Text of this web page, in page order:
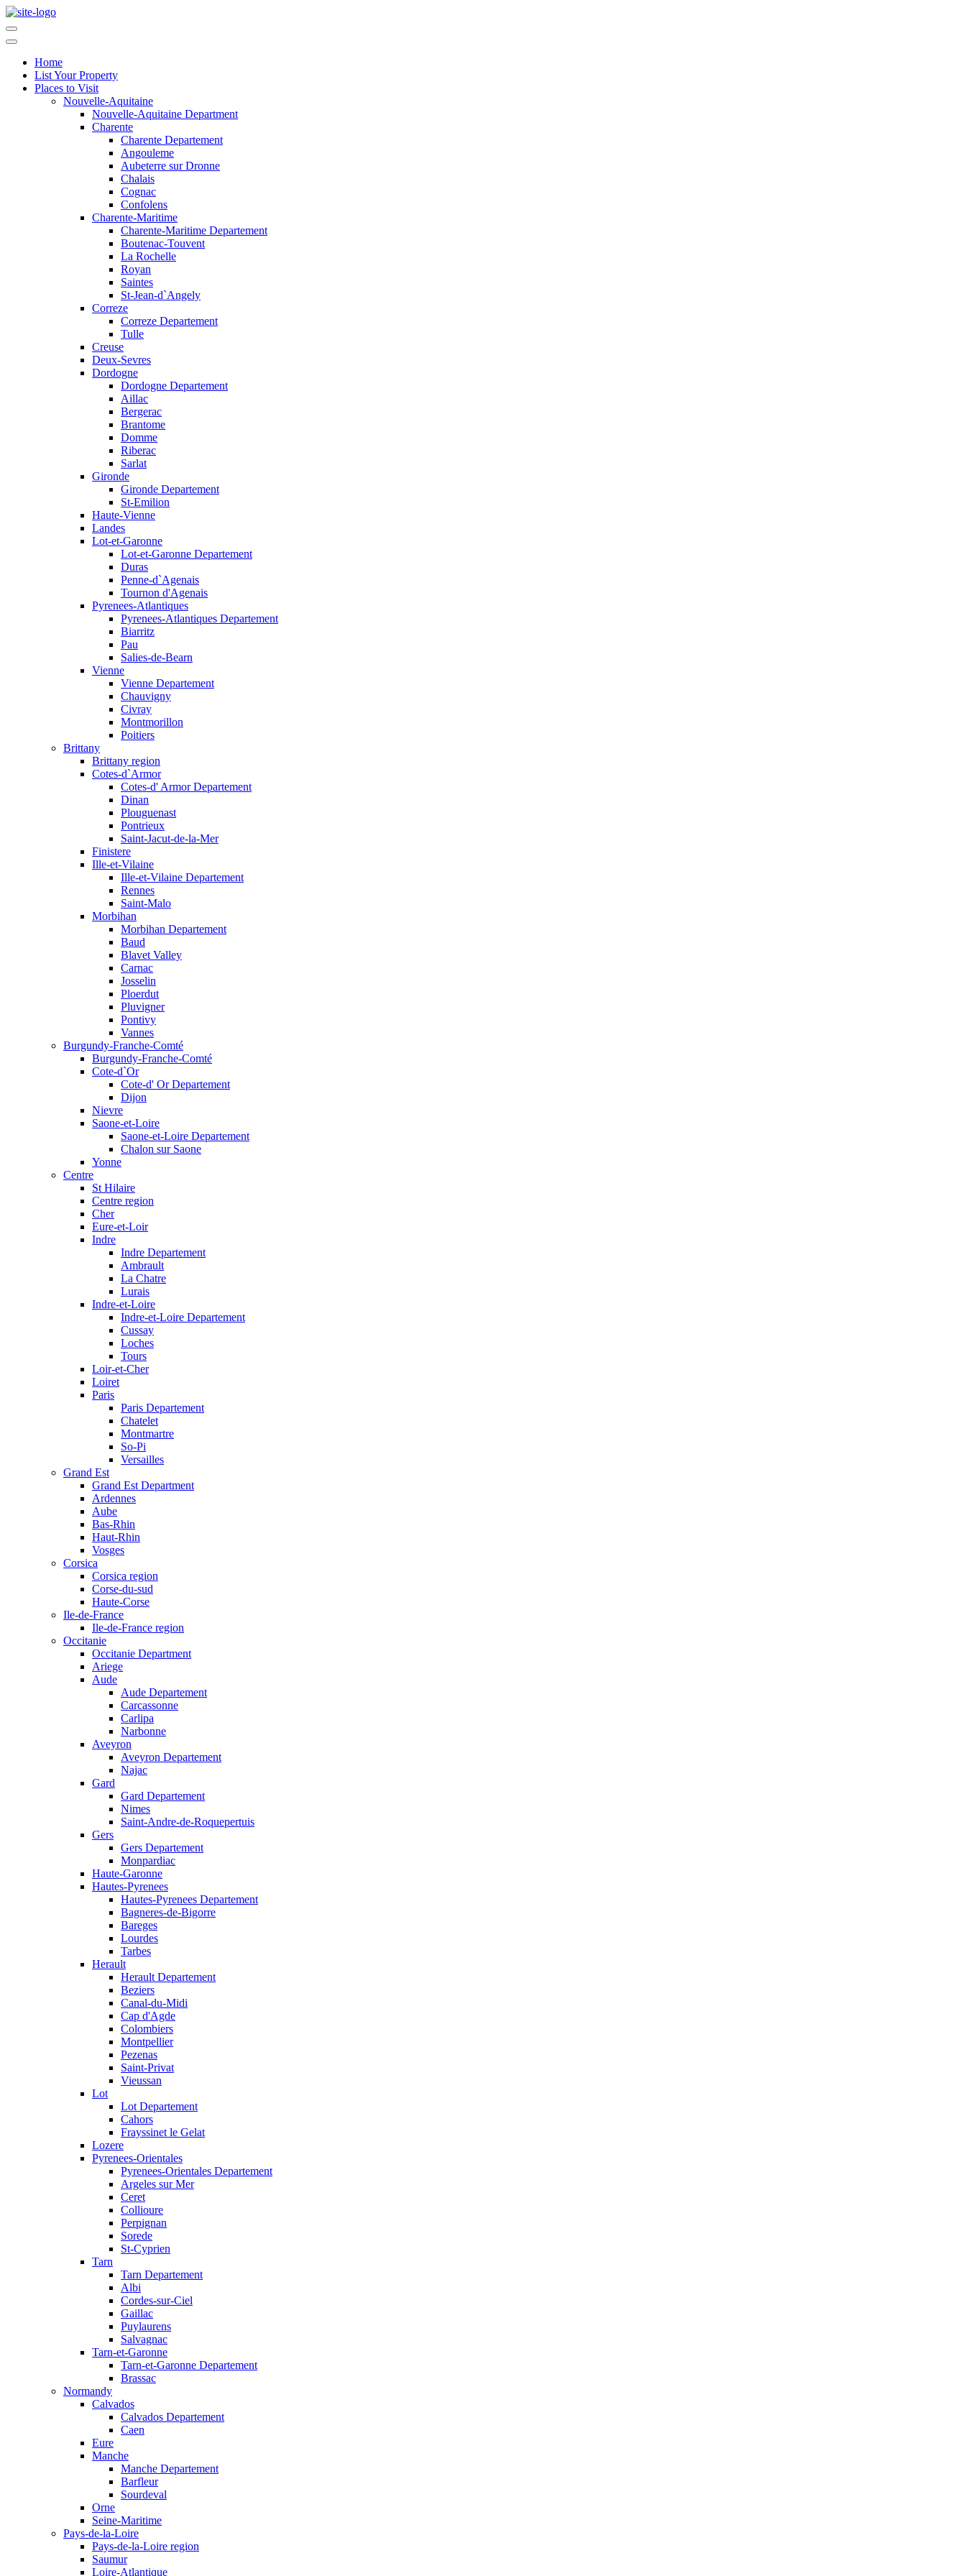
Home
List Your Property
Places to Visit
Nouvelle-Aquitaine
Nouvelle-Aquitaine Department
Charente
Charente Departement
Angouleme
Aubeterre sur Dronne
Chalais
Cognac
Confolens
Charente-Maritime
Charente-Maritime Departement
Boutenac-Touvent
La Rochelle
Royan
Saintes
St-Jean-d`Angely
Correze
Correze Departement
Tulle
Creuse
Deux-Sevres
Dordogne
Dordogne Departement
Aillac
Bergerac
Brantome
Domme
Riberac
Sarlat
Gironde
Gironde Departement
St-Emilion
Haute-Vienne
Landes
Lot-et-Garonne
Lot-et-Garonne Departement
Duras
Penne-d`Agenais
Tournon d'Agenais
Pyrenees-Atlantiques
Pyrenees-Atlantiques Departement
Biarritz
Pau
Salies-de-Bearn
Vienne
Vienne Departement
Chauvigny
Civray
Montmorillon
Poitiers
Brittany
Brittany region
Cotes-d`Armor
Cotes-d' Armor Departement
Dinan
Plouguenast
Pontrieux
Saint-Jacut-de-la-Mer
Finistere
Ille-et-Vilaine
Ille-et-Vilaine Departement
Rennes
Saint-Malo
Morbihan
Morbihan Departement
Baud
Blavet Valley
Carnac
Josselin
Ploerdut
Pluvigner
Pontivy
Vannes
Burgundy-Franche-Comté
Burgundy-Franche-Comté
Cote-d`Or
Cote-d' Or Departement
Dijon
Nievre
Saone-et-Loire
Saone-et-Loire Departement
Chalon sur Saone
Yonne
Centre
St Hilaire
Centre region
Cher
Eure-et-Loir
Indre
Indre Departement
Ambrault
La Chatre
Lurais
Indre-et-Loire
Indre-et-Loire Departement
Cussay
Loches
Tours
Loir-et-Cher
Loiret
Paris
Paris Departement
Chatelet
Montmartre
So-Pi
Versailles
Grand Est
Grand Est Department
Ardennes
Aube
Bas-Rhin
Haut-Rhin
Vosges
Corsica
Corsica region
Corse-du-sud
Haute-Corse
Ile-de-France
Ile-de-France region
Occitanie
Occitanie Department
Ariege
Aude
Aude Departement
Carcassonne
Carlipa
Narbonne
Aveyron
Aveyron Departement
Najac
Gard
Gard Departement
Nimes
Saint-Andre-de-Roquepertuis
Gers
Gers Departement
Monpardiac
Haute-Garonne
Hautes-Pyrenees
Hautes-Pyrenees Departement
Bagneres-de-Bigorre
Bareges
Lourdes
Tarbes
Herault
Herault Departement
Beziers
Canal-du-Midi
Cap d'Agde
Colombiers
Montpellier
Pezenas
Saint-Privat
Vieussan
Lot
Lot Departement
Cahors
Frayssinet le Gelat
Lozere
Pyrenees-Orientales
Pyrenees-Orientales Departement
Argeles sur Mer
Ceret
Collioure
Perpignan
Sorede
St-Cyprien
Tarn
Tarn Departement
Albi
Cordes-sur-Ciel
Gaillac
Puylaurens
Salvagnac
Tarn-et-Garonne
Tarn-et-Garonne Departement
Brassac
Normandy
Calvados
Calvados Departement
Caen
Eure
Manche
Manche Departement
Barfleur
Sourdeval
Orne
Seine-Maritime
Pays-de-la-Loire
Pays-de-la-Loire region
Saumur
Loire-Atlantique